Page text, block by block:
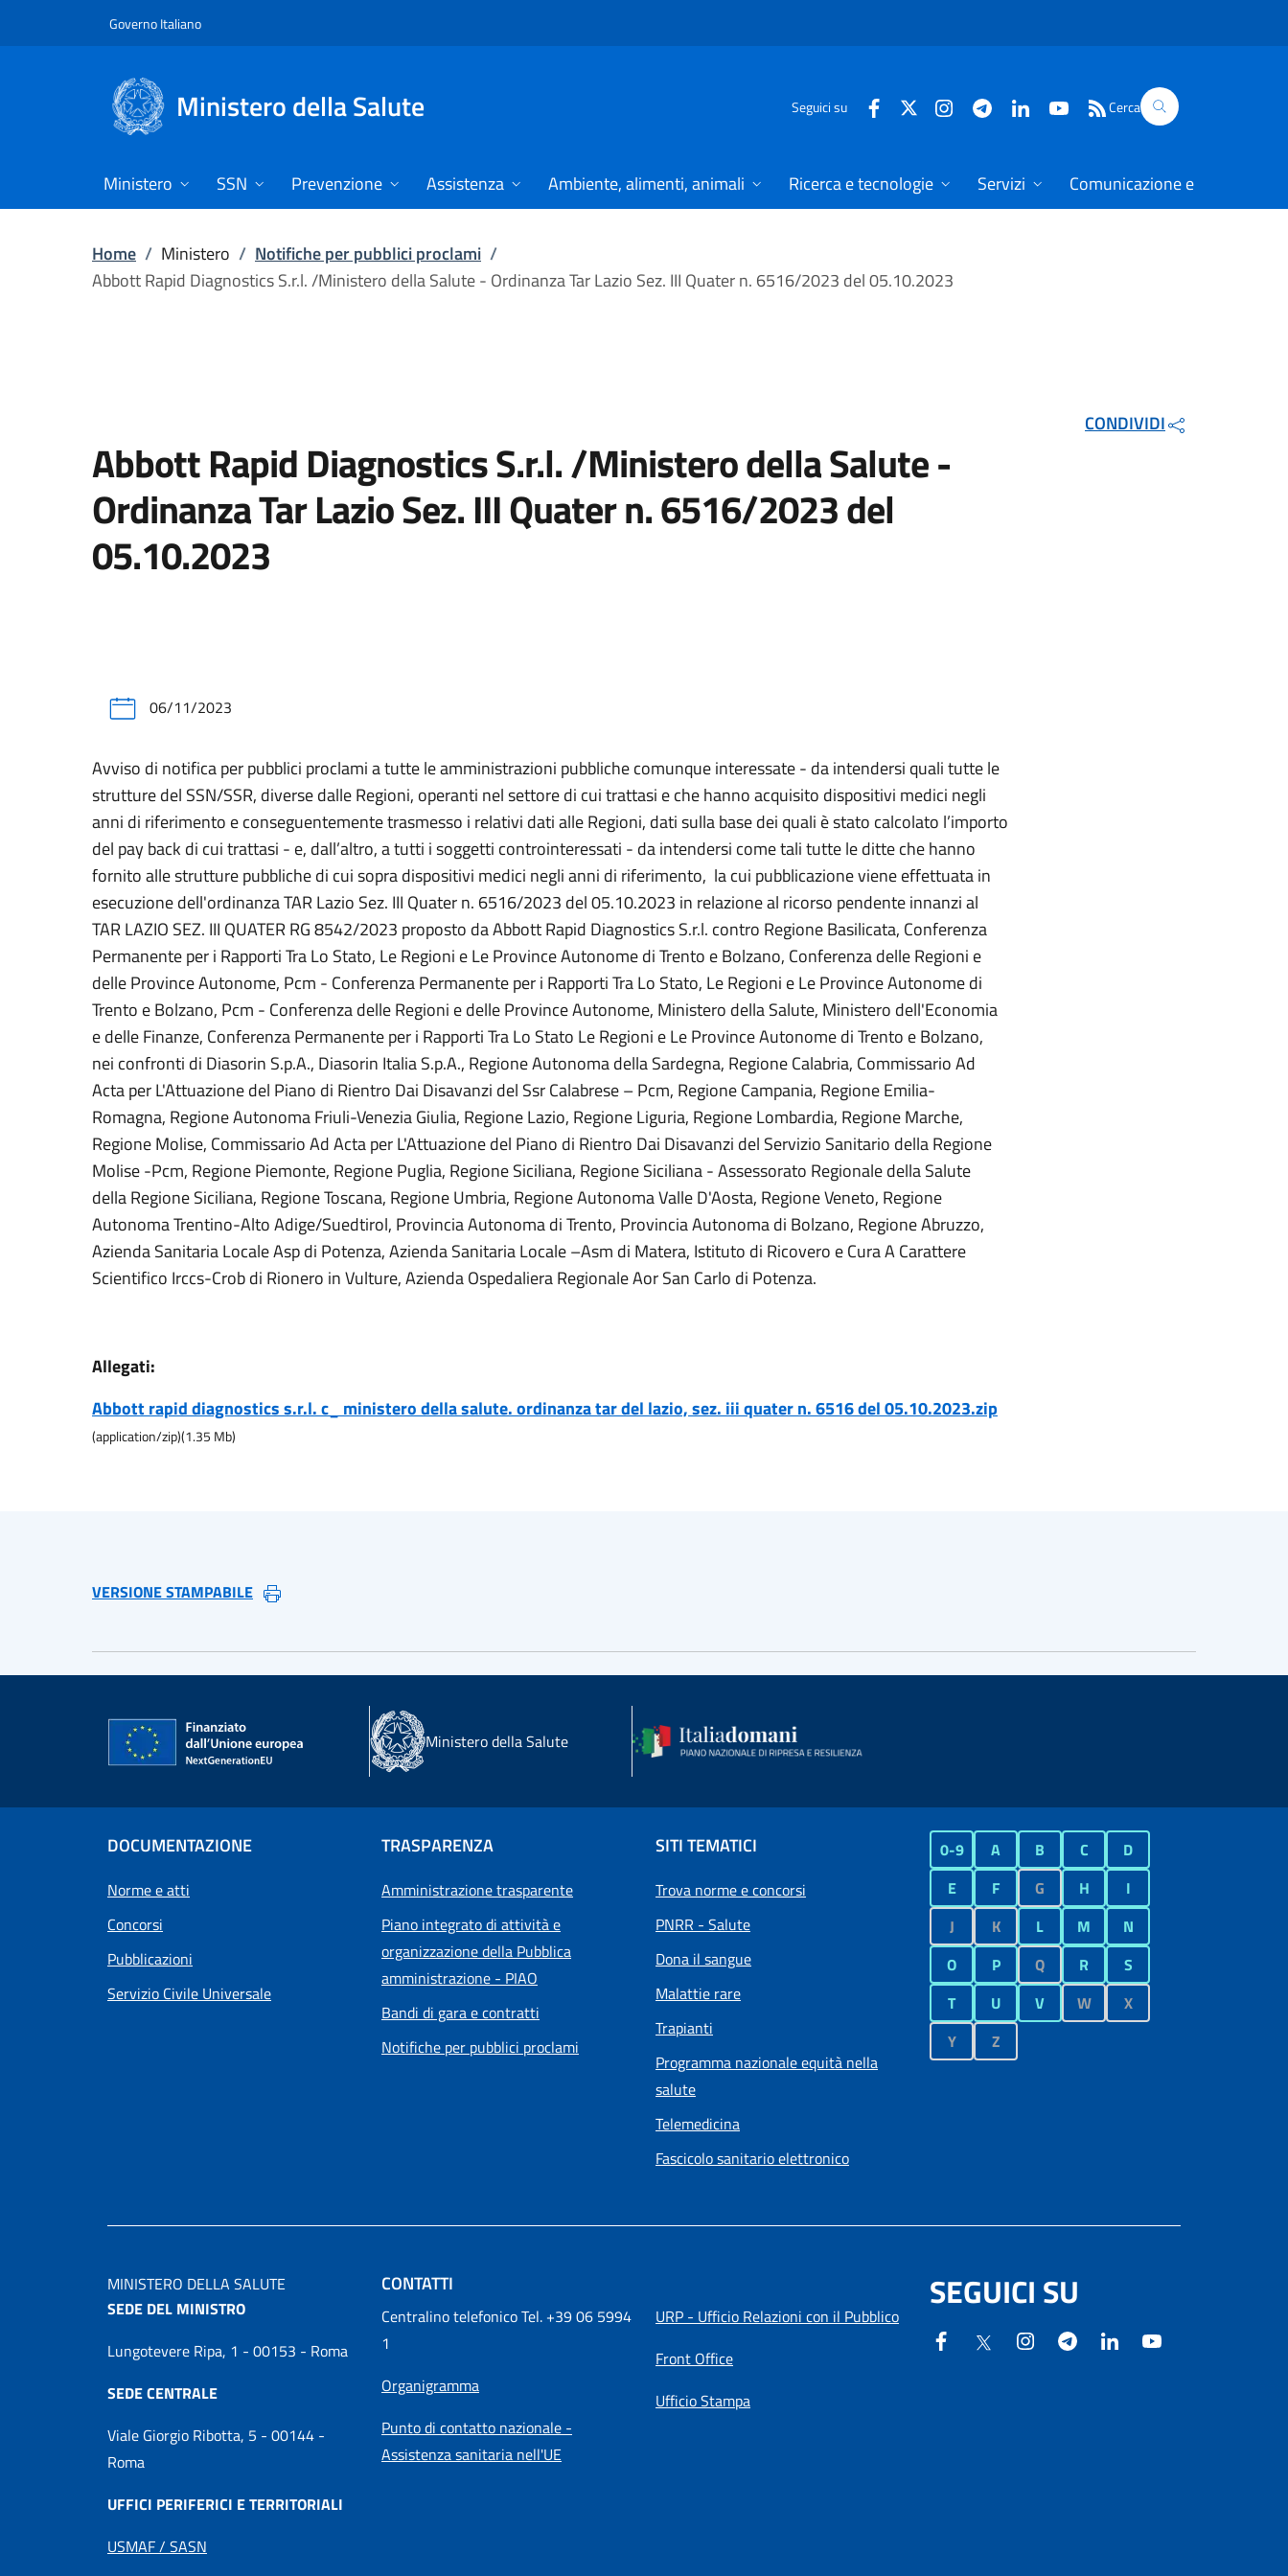
Governo Italiano
Ministero della Salute Seguici su Cerca
Ministero SSN Prevenzione Assistenza Ambiente, alimenti, animali Ricerca e tecnologie Servizi Comunicazione e dati
Home / Ministero / Notifiche per pubblici proclami /
Abbott Rapid Diagnostics S.r.l. /Ministero della Salute - Ordinanza Tar Lazio Sez. III Quater n. 6516/2023 del 05.10.2023
Abbott Rapid Diagnostics S.r.l. /Ministero della Salute -
Ordinanza Tar Lazio Sez. III Quater n. 6516/2023 del
05.10.2023
CONDIVIDI
06/11/2023
Avviso di notifica per pubblici proclami a tutte le amministrazioni pubbliche comunque interessate - da intendersi quali tutte le
strutture del SSN/SSR, diverse dalle Regioni, operanti nel settore di cui trattasi e che hanno acquisito dispositivi medici negli
anni di riferimento e conseguentemente trasmesso i relativi dati alle Regioni, dati sulla base dei quali è stato calcolato l’importo
del pay back di cui trattasi - e, dall’altro, a tutti i soggetti controinteressati - da intendersi come tali tutte le ditte che hanno
fornito alle strutture pubbliche di cui sopra dispositivi medici negli anni di riferimento, la cui pubblicazione viene effettuata in
esecuzione dell'ordinanza TAR Lazio Sez. III Quater n. 6516/2023 del 05.10.2023 in relazione al ricorso pendente innanzi al
TAR LAZIO SEZ. III QUATER RG 8542/2023 proposto da Abbott Rapid Diagnostics S.r.l. contro Regione Basilicata, Conferenza
Permanente per i Rapporti Tra Lo Stato, Le Regioni e Le Province Autonome di Trento e Bolzano, Conferenza delle Regioni e
delle Province Autonome, Pcm - Conferenza Permanente per i Rapporti Tra Lo Stato, Le Regioni e Le Province Autonome di
Trento e Bolzano, Pcm - Conferenza delle Regioni e delle Province Autonome, Ministero della Salute, Ministero dell'Economia
e delle Finanze, Conferenza Permanente per i Rapporti Tra Lo Stato Le Regioni e Le Province Autonome di Trento e Bolzano,
nei confronti di Diasorin S.p.A., Diasorin Italia S.p.A., Regione Autonoma della Sardegna, Regione Calabria, Commissario Ad
Acta per L'Attuazione del Piano di Rientro Dai Disavanzi del Ssr Calabrese – Pcm, Regione Campania, Regione Emilia-
Romagna, Regione Autonoma Friuli-Venezia Giulia, Regione Lazio, Regione Liguria, Regione Lombardia, Regione Marche,
Regione Molise, Commissario Ad Acta per L'Attuazione del Piano di Rientro Dai Disavanzi del Servizio Sanitario della Regione
Molise -Pcm, Regione Piemonte, Regione Puglia, Regione Siciliana, Regione Siciliana - Assessorato Regionale della Salute
della Regione Siciliana, Regione Toscana, Regione Umbria, Regione Autonoma Valle D'Aosta, Regione Veneto, Regione
Autonoma Trentino-Alto Adige/Suedtirol, Provincia Autonoma di Trento, Provincia Autonoma di Bolzano, Regione Abruzzo,
Azienda Sanitaria Locale Asp di Potenza, Azienda Sanitaria Locale –Asm di Matera, Istituto di Ricovero e Cura A Carattere
Scientifico Irccs-Crob di Rionero in Vulture, Azienda Ospedaliera Regionale Aor San Carlo di Potenza.
Allegati:
Abbott rapid diagnostics s.r.l. c_ ministero della salute. ordinanza tar del lazio, sez. iii quater n. 6516 del 05.10.2023.zip
(application/zip)(1.35 Mb)
VERSIONE STAMPABILE
Ministero della Salute
DOCUMENTAZIONE
Norme e atti
Concorsi
Pubblicazioni
Servizio Civile Universale
TRASPARENZA
Amministrazione trasparente
Piano integrato di attività e
organizzazione della Pubblica
amministrazione - PIAO
Bandi di gara e contratti
Notifiche per pubblici proclami
SITI TEMATICI
Trova norme e concorsi
PNRR - Salute
Dona il sangue
Malattie rare
Trapianti
Programma nazionale equità nella
salute
Telemedicina
Fascicolo sanitario elettronico
0-9 A B C
D
E
F G H
I
J
K L M
N
O
P Q R
S
T
U V W
X
Y
Z
MINISTERO DELLA SALUTE
SEDE DEL MINISTRO
Lungotevere Ripa, 1 - 00153 - Roma
SEDE CENTRALE
Viale Giorgio Ribotta, 5 - 00144 -
Roma
UFFICI PERIFERICI E TERRITORIALI
USMAF / SASN
CONTATTI
Centralino telefonico Tel. +39 06 5994
1
Organigramma
Punto di contatto nazionale -
Assistenza sanitaria nell'UE
URP - Ufficio Relazioni con il Pubblico
Front Office
Ufficio Stampa
SEGUICI SU